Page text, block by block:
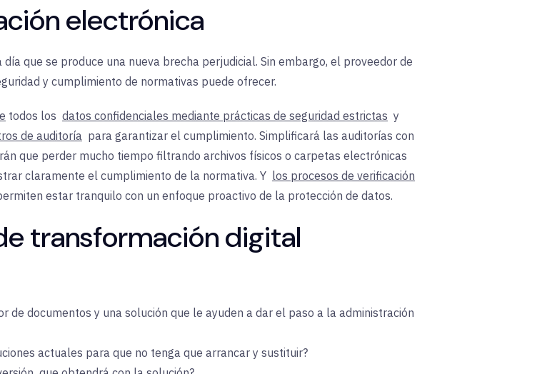
electrónica
que se produce una nueva brecha perjudicial. Sin embargo, el proveedor de
y cumplimiento de normativas puede ofrecer.
todos los datos confidenciales mediante prácticas de seguridad estrictas y
de auditoría para garantizar el cumplimiento. Simplificará las auditorías con
que perder mucho tiempo filtrando archivos físicos o carpetas electrónicas
claramente el cumplimiento de la normativa. Y los procesos de verificación
estar tranquilo con un enfoque proactivo de la protección de datos.
transformación digital
de documentos y una solución que le ayuden a dar el paso a la administración
actuales para que no tenga que arrancar y sustituir?